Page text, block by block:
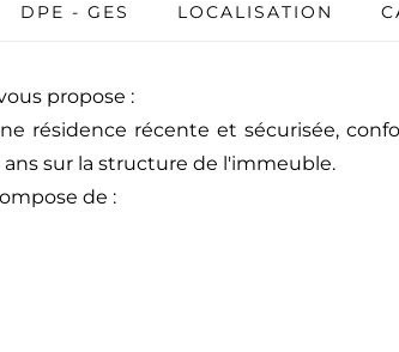
DPE - GES LOCALISATION
propose :
résidence récente et sécurisée,
sur la structure de l'immeuble.
de :